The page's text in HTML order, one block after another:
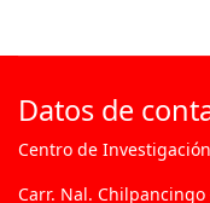
Datos de
Centro de
Carr. Nal.